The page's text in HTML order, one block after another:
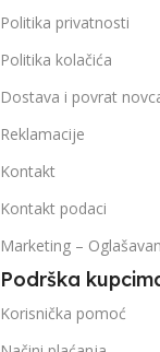
Politika privatnosti
Politika kolačića
Dostava i povrat
Reklamacije
Kontakt
Kontakt podaci
Marketing –
Podrška
Korisnička pomoć